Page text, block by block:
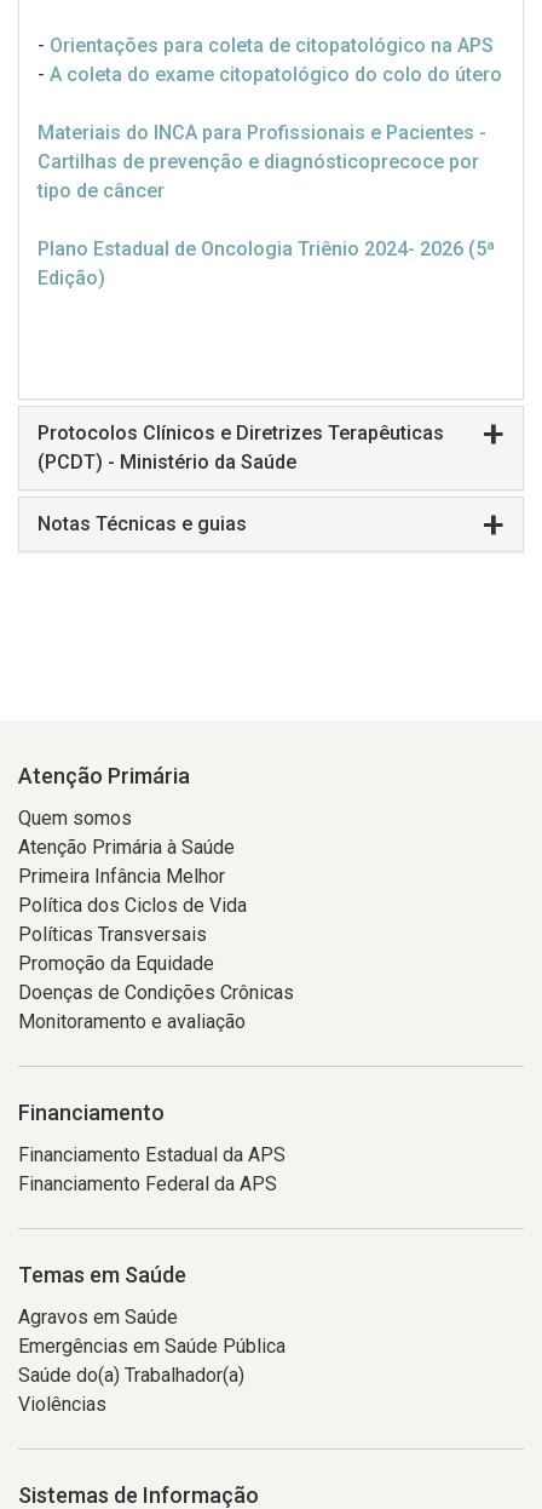
- Orientações para coleta de citopatológico na APS
- A coleta do exame citopatológico do colo do útero
Materiais do INCA para Profissionais e Pacientes -
Cartilhas de prevenção e diagnósticoprecoce por
tipo de câncer
Plano Estadual de Oncologia Triênio 2024- 2026 (5ª
Edição)
Protocolos Clínicos e Diretrizes Terapêuticas
(PCDT) - Ministério da Saúde
Notas Técnicas e guias
Atenção Primária
Quem somos
Atenção Primária à Saúde
Primeira Infância Melhor
Política dos Ciclos de Vida
Políticas Transversais
Promoção da Equidade
Doenças de Condições Crônicas
Monitoramento e avaliação
Financiamento
Financiamento Estadual da APS
Financiamento Federal da APS
Temas em Saúde
Agravos em Saúde
Emergências em Saúde Pública
Saúde do(a) Trabalhador(a)
Violências
Sistemas de Informação